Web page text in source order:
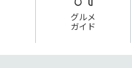
グルメ
ガイド